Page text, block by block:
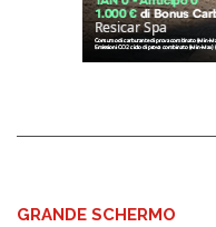
GRANDE SCHERMO